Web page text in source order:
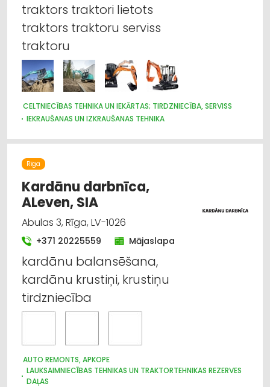
AUTO REZERVES DAĻU TIRDZNIECĪBA
traktors traktori lietots
traktors traktoru serviss
traktoru
CELTNIECĪBAS TEHNIKA UN IEKĀRTAS; TIRDZNIECĪBA, SERVISS
IEKRAUŠANAS UN IZKRAUŠANAS TEHNIKA
LAUKSAIMNIECĪBAS TEHNIKAS UN TRAKTORTEHNIKAS
LAUKSAIMNIECĪBAS TEHNIKAS UN TRAKTORTEHNIKAS REZERVES
LAUKSAIMNIECĪBAS TEHNIKAS UN TRAKTORTEHNIKAS
LABOŠANA, REMONTS
CEĻU UN TILTU BŪVE, UZTURĒŠANA
Rīga
Kardānu darbnīca,
ALeven, SIA
Abulas 3, Rīga, LV-1026
+371 20225559 Mājaslapa
kardānu balansēšana,
kardānu krustiņi, krustiņu
tirdzniecība
AUTO REMONTS, APKOPE
LAUKSAIMNIECĪBAS TEHNIKAS UN TRAKTORTEHNIKAS REZERVES
DAĻAS